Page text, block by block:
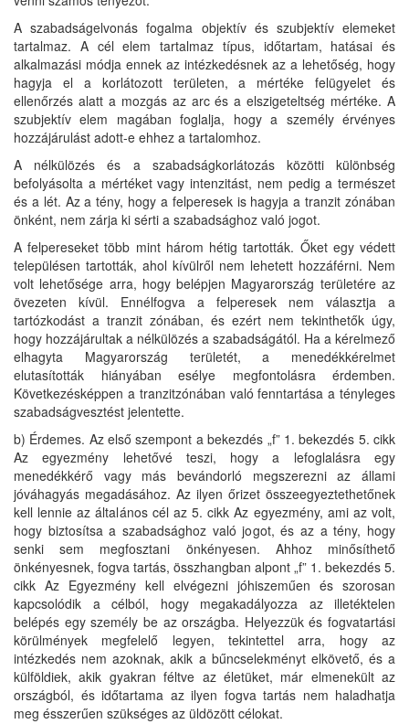
A szabadságelvonás fogalma objektív és szubjektív elemeket
tartalmaz. A cél elem tartalmaz típus, időtartam, hatásai és
alkalmazási módja ennek az intézkedésnek az a lehetőség, hogy
hagyja el a korlátozott területen, a mértéke felügyelet és
ellenőrzés alatt a mozgás az arc és a elszigeteltség mértéke. A
szubjektív elem magában foglalja, hogy a személy érvényes
hozzájárulást adott-e ehhez a tartalomhoz.
A nélkülözés és a szabadságkorlátozás közötti különbség
befolyásolta a mértéket vagy intenzitást, nem pedig a természet
és a lét. Az a tény, hogy a felperesek is hagyja a tranzit zónában
önként, nem zárja ki sérti a szabadsághoz való jogot.
A felpereseket több mint három hétig tartották. Őket egy védett
településen tartották, ahol kívülről nem lehetett hozzáférni. Nem
volt lehetősége arra, hogy belépjen Magyarország területére az
övezeten kívül. Ennélfogva a felperesek nem választja a
tartózkodást a tranzit zónában, és ezért nem tekinthetők úgy,
hogy hozzájárultak a nélkülözés a szabadságától. Ha a kérelmező
elhagyta Magyarország területét, a menedékkérelmet
elutasították hiányában esélye megfontolásra érdemben.
Következésképpen a tranzitzónában való fenntartása a tényleges
szabadságvesztést jelentette.
b) Érdemes. Az első szempont a bekezdés „f” 1. bekezdés 5. cikk
Az egyezmény lehetővé teszi, hogy a lefoglalásra egy
menedékkérő vagy más bevándorló megszerezni az állami
jóváhagyás megadásához. Az ilyen őrizet összeegyeztethetőnek
kell lennie az általános cél az 5. cikk Az egyezmény, ami az volt,
hogy biztosítsa a szabadsághoz való jogot, és az a tény, hogy
senki sem megfosztani önkényesen. Ahhoz minősíthető
önkényesnek, fogva tartás, összhangban alpont „f” 1. bekezdés 5.
cikk Az Egyezmény kell elvégezni jóhiszeműen és szorosan
kapcsolódik a célból, hogy megakadályozza az illetéktelen
belépés egy személy be az országba. Helyezzük és fogvatartási
körülmények megfelelő legyen, tekintettel arra, hogy az
intézkedés nem azoknak, akik a bűncselekményt elkövető, és a
külföldiek, akik gyakran féltve az életüket, már elmenekült az
országból, és időtartama az ilyen fogva tartás nem haladhatja
meg ésszerűen szükséges az üldözött célokat.